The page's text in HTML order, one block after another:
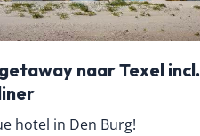
naar Texel incl.
hotel in Den Burg!